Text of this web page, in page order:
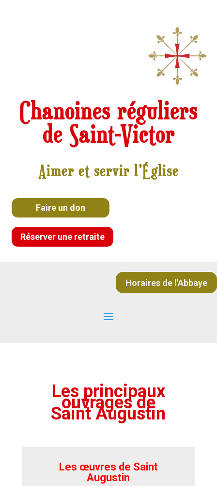
Chanoines réguliers
de Saint-Victor
Aimer et servir l’Église
Faire un don
Réserver une retraite
Horaires de l'Abbaye
Les principaux
ouvrages de
Saint Augustin
Les œuvres de Saint
Augustin